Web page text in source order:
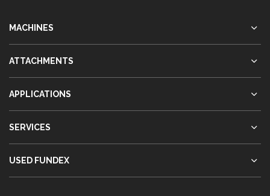
MACHINES
ATTACHMENTS
APPLICATIONS
SERVICES
USED FUNDEX